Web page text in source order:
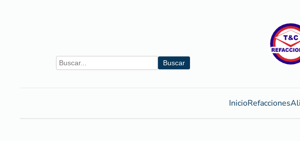
Buscar
InicioRefacciones